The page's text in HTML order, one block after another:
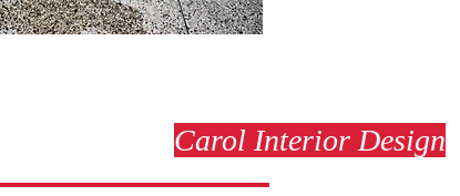
Carol Interior Design